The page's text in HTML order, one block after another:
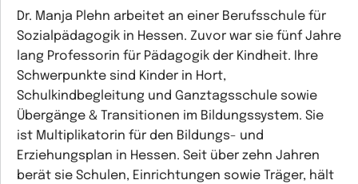
Dr. Manja Plehn arbeitet an einer Berufsschule für
Sozialpädagogik in Hessen. Zuvor war sie fünf Jahre
lang Professorin für Pädagogik der Kindheit. Ihre
Schwerpunkte sind Kinder in Hort,
Schulkindbegleitung und Ganztagsschule sowie
Übergänge & Transitionen im Bildungssystem. Sie
ist Multiplikatorin für den Bildungs- und
Erziehungsplan in Hessen. Seit über zehn Jahren
berät sie Schulen, Einrichtungen sowie Träger, hält